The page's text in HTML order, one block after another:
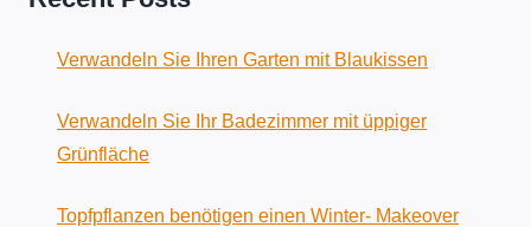
Verwandeln Sie Ihren Garten mit Blaukissen
Verwandeln Sie Ihr Badezimmer mit üppiger
Grünfläche
Topfpflanzen benötigen einen Winter- Makeover